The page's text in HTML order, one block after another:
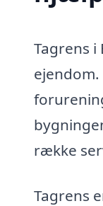
Tagrens
række
Tagrens